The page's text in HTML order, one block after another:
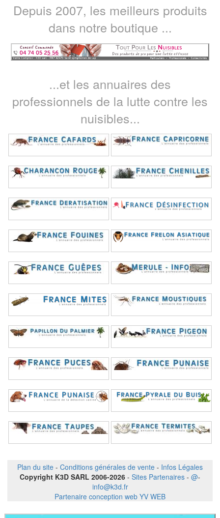
Depuis 2007, les meilleurs produits
dans notre boutique ...
...et les annuaires des
professionnels de la lutte contre les
nuisibles...
Plan du site - Conditions générales de vente - Infos Légales
Copyright K3D SARL 2006-2026 - Sites Partenaires - @-
info@k3d.fr
Partenaire conception web YV WEB